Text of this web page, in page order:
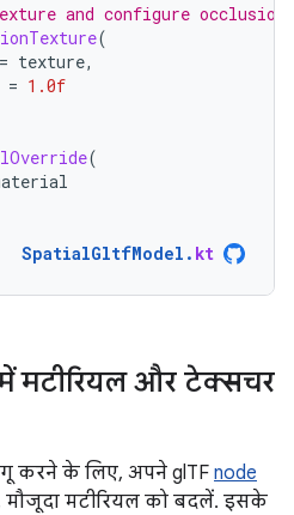
and configure
(
= texture,
= 1.0f
(
SpatialGltfModel . kt
और टेक्सचर
करने के लिए, अपने glTF node
मौजूदा मटीरियल को बदलें. इसके